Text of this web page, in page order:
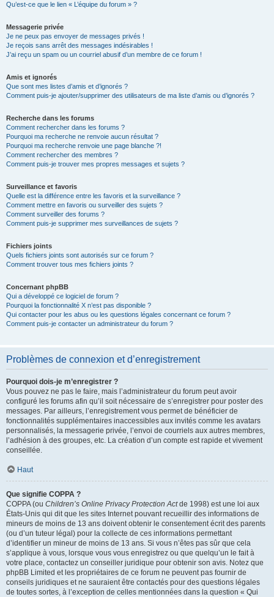
Qu’est-ce que le lien « L’équipe du forum » ?
Messagerie privée
Je ne peux pas envoyer de messages privés !
Je reçois sans arrêt des messages indésirables !
J’ai reçu un spam ou un courriel abusif d’un membre de ce forum !
Amis et ignorés
Que sont mes listes d’amis et d’ignorés ?
Comment puis-je ajouter/supprimer des utilisateurs de ma liste d’amis ou d’ignorés ?
Recherche dans les forums
Comment rechercher dans les forums ?
Pourquoi ma recherche ne renvoie aucun résultat ?
Pourquoi ma recherche renvoie une page blanche ?!
Comment rechercher des membres ?
Comment puis-je trouver mes propres messages et sujets ?
Surveillance et favoris
Quelle est la différence entre les favoris et la surveillance ?
Comment mettre en favoris ou surveiller des sujets ?
Comment surveiller des forums ?
Comment puis-je supprimer mes surveillances de sujets ?
Fichiers joints
Quels fichiers joints sont autorisés sur ce forum ?
Comment trouver tous mes fichiers joints ?
Concernant phpBB
Qui a développé ce logiciel de forum ?
Pourquoi la fonctionnalité X n’est pas disponible ?
Qui contacter pour les abus ou les questions légales concernant ce forum ?
Comment puis-je contacter un administrateur du forum ?
Problèmes de connexion et d’enregistrement
Pourquoi dois-je m’enregistrer ?
Vous pouvez ne pas le faire, mais l’administrateur du forum peut avoir
configuré les forums afin qu’il soit nécessaire de s’enregistrer pour poster des
messages. Par ailleurs, l’enregistrement vous permet de bénéficier de
fonctionnalités supplémentaires inaccessibles aux invités comme les avatars
personnalisés, la messagerie privée, l’envoi de courriels aux autres membres,
l’adhésion à des groupes, etc. La création d’un compte est rapide et vivement
conseillée.
Haut
Que signifie COPPA ?
COPPA (ou Children’s Online Privacy Protection Actde 1998) est une loi aux
États-Unis qui dit que les sites Internet pouvant recueillir des informations de
mineurs de moins de 13 ans doivent obtenir le consentement écrit des parents
(ou d’un tuteur légal) pour la collecte de ces informations permettant
d’identifier un mineur de moins de 13 ans. Si vous n’êtes pas sûr que cela
s’applique à vous, lorsque vous vous enregistrez ou que quelqu’un le fait à
votre place, contactez un conseiller juridique pour obtenir son avis. Notez que
phpBB Limited et les propriétaires de ce forum ne peuvent pas fournir de
conseils juridiques et ne sauraient être contactés pour des questions légales
de toutes sortes, à l’exception de celles mentionnées dans la question « Qui